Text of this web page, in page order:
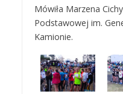
Mówiła Marzena
Podstawowej im.
Kamionie.